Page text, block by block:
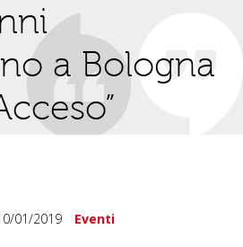
a Bologna
01/2019 Eventi